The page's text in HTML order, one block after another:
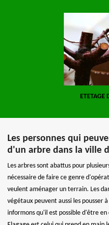
ETETAGE
Les personnes qui
d'un arbre dans la ville
Les arbres sont abattus pour
nécessaire de faire ce genre
veulent aménager un terrain. Les
végétaux peuvent aussi les pousser
informons qu'il est possible d'être en